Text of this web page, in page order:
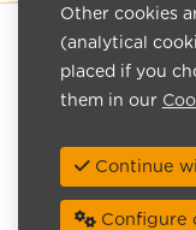
Other cookies
(analytical
placed if you
them in our
Continue
Configure